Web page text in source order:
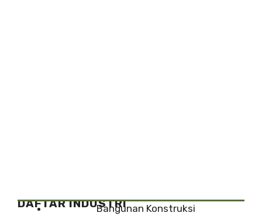
DAFTAR INDUSTRIBangunan Konstruksi